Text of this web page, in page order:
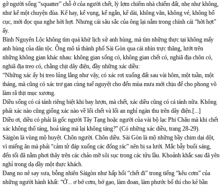
gở người sống “squatter” chỗ ở của người chết, lỳ lợm chiếm nhà chiếm đất, nhẹ như không,
như kể một chuyện đùa. Kể hay, kể vụng, kể ngắn, kể dài, không văn, không vẻ, không bố
cục, mới đọc qua nghe hời hợt. Nhưng cái sâu sắc của ông lại nằm trong chính cái “hời hợt”
ấy.
Bình Nguyên Lộc không tìm quá khứ lịch sử anh hùng, mà tìm những thực tại không mấy
anh hùng của dân tộc. Ông mô tả thành phố Sài Gòn qua cái nhìn trực thăng, lướt trên
những không gian khác nhau: không gian sống có, không gian chết có, nghiã địa chôn có,
nghiã địa treo có, chằng chịt dây điện, đầy những xác diều:
“Những xác ấy bị treo lủng lẳng như vậy, có xác rơi xuống đất sau vài hôm, một tuần, một
tháng, mà cũng có xác trơ gan cùng tuế nguyệt cho đến mùa mưa mới chịu để cho phong võ
làm rã thịt mục xương.
Diều sống có cá tánh riêng biệt khi bay lượn, mà chết, xác diều cũng có cá tánh nữa. Không
phải xác nào cũng giống xác nào về lối chết và lối an nghỉ ngàn thu trên dây điện.[...]
Diều ơi, diều có phải là gốc người Tây Tạng hoặc người của vài bộ lạc Phi Châu mà khi chết
xác không thổ táng, hoả táng mà lại không táng?” (Có những xác diều, trang 28-29).
Sàigòn là vùng mộ huyệt. Chôn người. Chôn diều. Sài Gòn là mộ những bầy chim dại dột,
vì miếng ăn mà phải “cảm tử đáp xuống các đống rác” nên bị sa lưới. Mắc bẫy buổi sáng,
đến tối đã nằm phơi thây trên các chảo mỡ sôi sục trong các tửu lầu. Khoảnh khắc sau đã yên
nghỉ trong dạ dầy một thực khách.
Đang no nê say sưa, bỗng nhiên Sàigòn như hấp hối “chết đi” trong tiếng “kêu cơm” của
những người hành khất: “Ớ... ơ bớ cơm, bớ gạo, làm đoan, làm phước bố thí cho kẻ bần